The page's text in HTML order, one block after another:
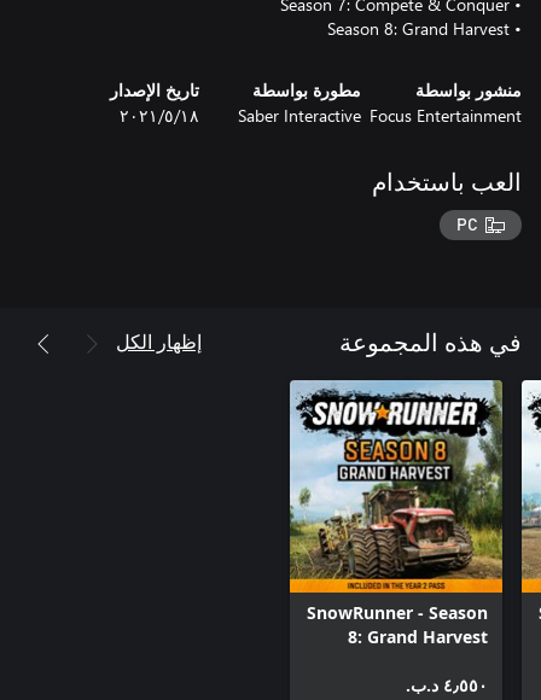
• Season 8: Grand Harvest
منشور بواسطة
Focus Entertainment
مطورة بواسطة
Saber Interactive
تاريخ الإصدار
١٨‏/٥‏/٢٠٢١
العب باستخدام
PC
في هذه المجموعة إظهار الكل
SnowRunner - Season
8: Grand Harvest
٤٫٥٥٠ د.ب.‏